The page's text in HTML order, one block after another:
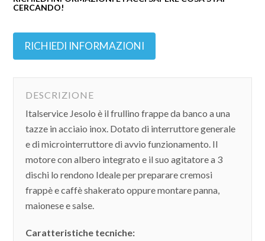
CERCANDO!
RICHIEDI INFORMAZIONI
DESCRIZIONE
Italservice Jesolo è il frullino frappe da banco a una
tazze in acciaio inox. Dotato di interruttore generale
e di microinterruttore di avvio funzionamento. Il
motore con albero integrato e il suo agitatore a 3
dischi lo rendono Ideale per preparare cremosi
frappè e caffè shakerato oppure montare panna,
maionese e salse.
Caratteristiche tecniche: